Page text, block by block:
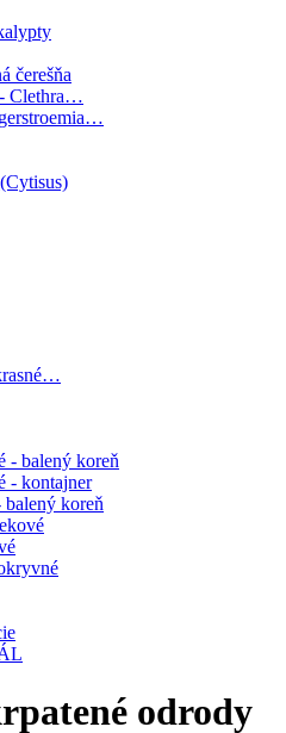
čerešňa
Clethra…
- balený koreň
- kontajner
koreň
odrody